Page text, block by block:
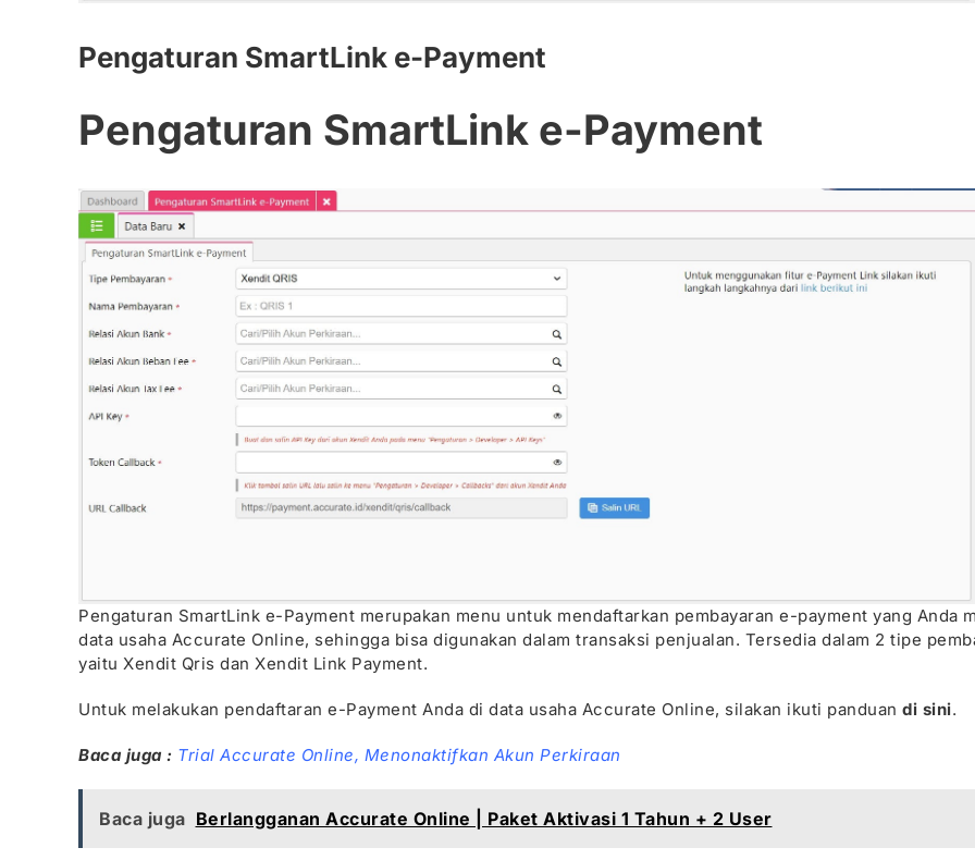
Pengaturan SmartLink e-Payment
Pengaturan SmartLink e-Payment
Pengaturan SmartLink e-Payment merupakan menu untuk mendaftarkan pembayaran e-payment yang Anda
data usaha Accurate Online, sehingga bisa digunakan dalam transaksi penjualan. Tersedia dalam 2 tipe
yaitu Xendit Qris dan Xendit Link Payment.
Untuk melakukan pendaftaran e-Payment Anda di data usaha Accurate Online, silakan ikuti panduan di sini.
Baca juga : Trial Accurate Online, Menonaktifkan Akun Perkiraan
Baca juga Berlangganan Accurate Online | Paket Aktivasi 1 Tahun + 2 User